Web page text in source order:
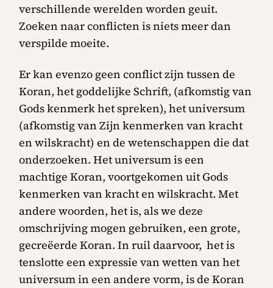
verschillende werelden worden geuit.
Zoeken naar conflicten is niets meer dan
verspilde moeite.
Er kan evenzo geen conflict zijn tussen de
Koran, het goddelijke Schrift, (afkomstig van
Gods kenmerk het spreken), het universum
(afkomstig van Zijn kenmerken van kracht
en wilskracht) en de wetenschappen die dat
onderzoeken. Het universum is een
machtige Koran, voortgekomen uit Gods
kenmerken van kracht en wilskracht. Met
andere woorden, het is, als we deze
omschrijving mogen gebruiken, een grote,
gecreëerde Koran. In ruil daarvoor, het is
tenslotte een expressie van wetten van het
universum in een andere vorm, is de Koran